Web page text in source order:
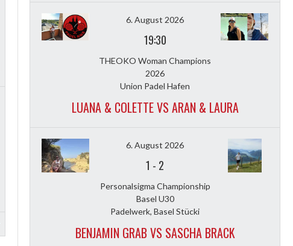
6. August 2026
19:30
THEOKO Woman Champions
2026
Union Padel Hafen
LUANA & COLETTE VS ARAN & LAURA
6. August 2026
1 - 2
Personalsigma Championship
Basel U30
Padelwerk, Basel Stücki
BENJAMIN GRAB VS SASCHA BRACK